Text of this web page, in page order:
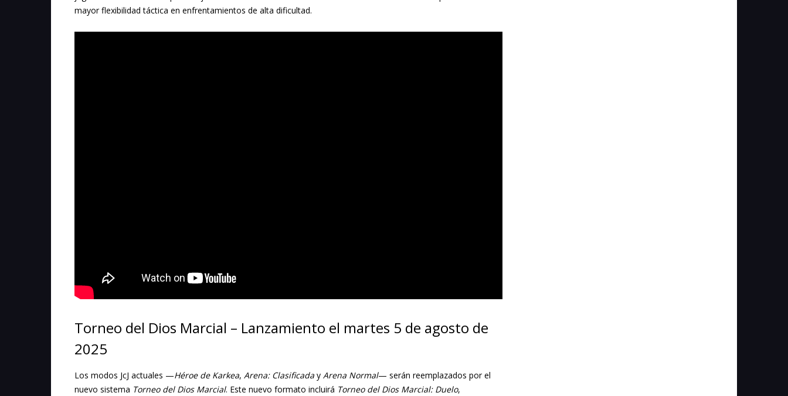
mayor flexibilidad táctica en enfrentamientos de alta dificultad.
Torneo del Dios Marcial – Lanzamiento el martes 5 de agosto de
2025
Los modos JcJ actuales —Héroe de Karkea, Arena: Clasificada y Arena Normal— serán reemplazados por el
nuevo sistema Torneo del Dios Marcial. Este nuevo formato incluirá Torneo del Dios Marcial: Duelo,